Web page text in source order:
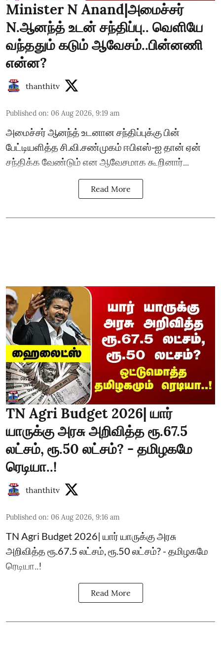
Minister N Anand|அமைச்சர்
N.ஆனந்த் உடன் சந்திப்பு.. வெளியே
வந்ததும் கடும் ஆவேசம்..பின்னணி
என்ன?
thanthitv
Published on: 06 Aug 2026, 9:19 am
அமைச்சர் ஆனந்த் உடனான சந்திப்புக்கு பின்
பேட்டியளித்த சி.வி.சண்முகம் ஈபிஎஸ்-ஐ தான் ஏன்
சந்திக்க வேண்டும் என ஆவேசமாக கூறினார்...
Read More
TN Agri Budget 2026| யார்
யாருக்கு அரசு அறிவித்த ரூ.67.5
லட்சம், ரூ.50 லட்சம்? - தமிழகமே
ரெடியா..!
thanthitv
Published on: 06 Aug 2026, 9:16 am
TN Agri Budget 2026| யார் யாருக்கு அரசு
அறிவித்த ரூ.67.5 லட்சம், ரூ.50 லட்சம்? - தமிழகமே
ரெடியா..!
Read More